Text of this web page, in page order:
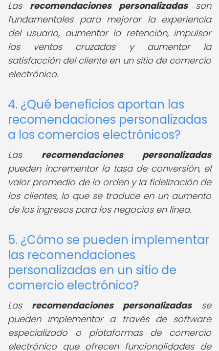
Las recomendaciones personalizadasson
fundamentales para mejorar la experiencia
del usuario, aumentar la retención, impulsar
las ventas cruzadas y aumentar la
satisfacción del cliente en un sitio de comercio
electrónico.
4. ¿Qué beneficios aportan las
recomendaciones personalizadas
a los comercios electrónicos?
Las recomendaciones personalizadas
pueden incrementar la tasa de conversión, el
valor promedio de la orden y la fidelización de
los clientes, lo que se traduce en un aumento
de los ingresos para los negocios en línea.
5. ¿Cómo se pueden implementar
las recomendaciones
personalizadas en un sitio de
comercio electrónico?
Las recomendaciones personalizadasse
pueden implementar a través de software
especializado o plataformas de comercio
electrónico que ofrecen funcionalidades de